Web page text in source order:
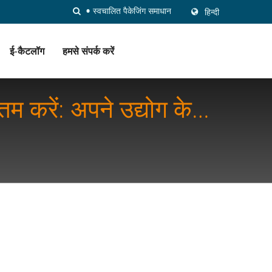
हिन्दी
ई-कैटलॉग हमसे संपर्क करें
करें: अपने उद्योग के